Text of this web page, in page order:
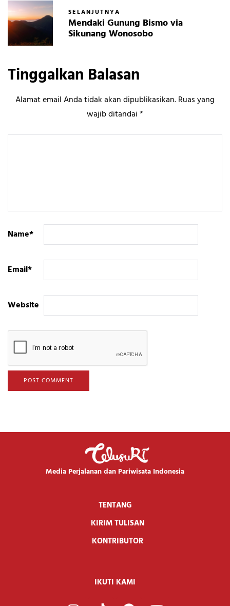
SELANJUTNYA
Mendaki Gunung Bismo via
Sikunang Wonosobo
Tinggalkan Balasan
Alamat email Anda tidak akan dipublikasikan.Ruas yang
wajib ditandai*
Name*
Email*
Website
Media Perjalanan dan Pariwisata Indonesia
TENTANG
KIRIM TULISAN
KONTRIBUTOR
IKUTI KAMI